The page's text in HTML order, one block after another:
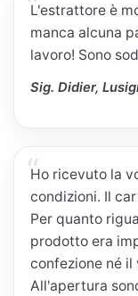
L'estrattore è
manca alcuna
lavoro! Sono
Sig. Didier,
Ho ricevuto la
condizioni. Il
Per quanto
prodotto era
confezione né
All'apertura